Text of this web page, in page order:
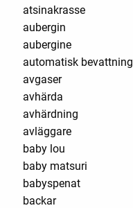
atsinakrasse
aubergin
aubergine
automatisk bevattning
avgaser
avhärda
avhärdning
avläggare
baby lou
baby matsuri
babyspenat
backar